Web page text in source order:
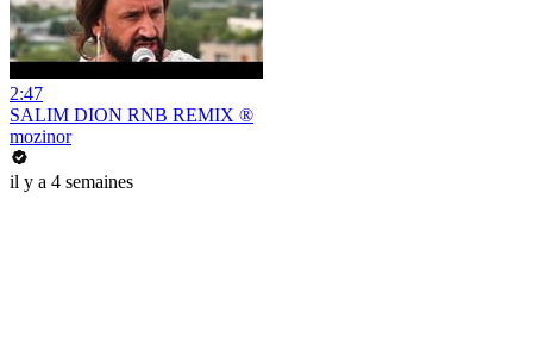
2:47
SALIM DION RNB REMIX ®
mozinor
il y a 4 semaines